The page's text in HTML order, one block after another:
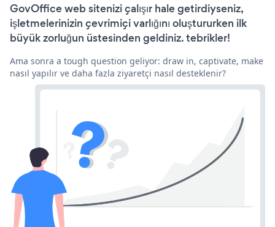
GovOffice web sitenizi çalışır hale getirdiyseniz,
işletmelerinizin çevrimiçi varlığını oluştururken ilk
büyük zorluğun üstesinden geldiniz. tebrikler!
Ama sonra a tough question geliyor: draw in, captivate, make
nasıl yapılır ve daha fazla ziyaretçi nasıl desteklenir?